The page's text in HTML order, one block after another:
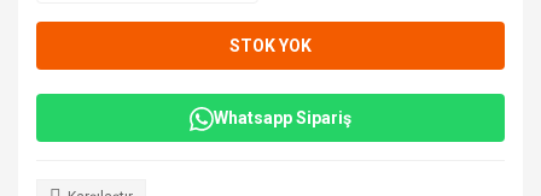
STOK YOK
Whatsapp Sipariş